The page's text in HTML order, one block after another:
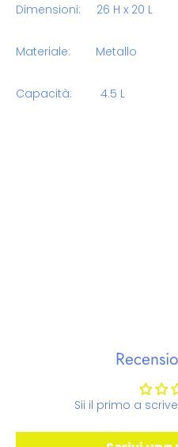
Dimensioni: 26 H x 20 L
Materiale: Metallo
Capacità: 4.5 L
Sii il primo a